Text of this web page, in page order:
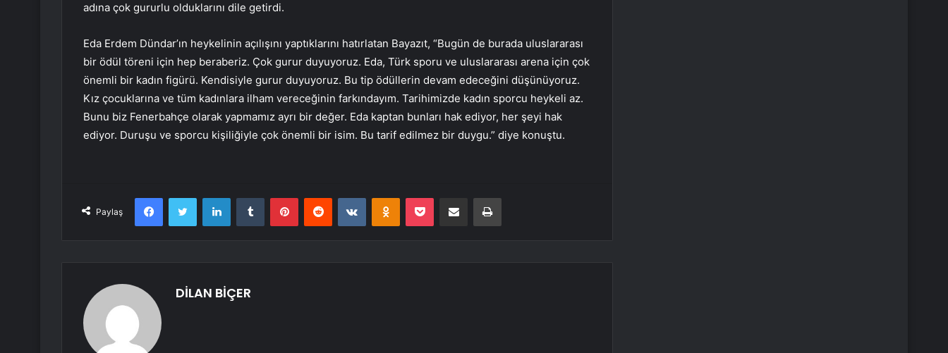
adına çok gururlu olduklarını dile getirdi.
Eda Erdem Dündar’ın heykelinin açılışını yaptıklarını hatırlatan Bayazıt, “Bugün de burada uluslararası
bir ödül töreni için hep beraberiz. Çok gurur duyuyoruz. Eda, Türk sporu ve uluslararası arena için çok
önemli bir kadın figürü. Kendisiyle gurur duyuyoruz. Bu tip ödüllerin devam edeceğini düşünüyoruz.
Kız çocuklarına ve tüm kadınlara ilham vereceğinin farkındayım. Tarihimizde kadın sporcu heykeli az.
Bunu biz Fenerbahçe olarak yapmamız ayrı bir değer. Eda kaptan bunları hak ediyor, her şeyi hak
ediyor. Duruşu ve sporcu kişiliğiyle çok önemli bir isim. Bu tarif edilmez bir duygu.” diye konuştu.
Paylaş
FacebookTwitter LinkedInTumblr PinterestReddit VKontakteOdnoklassniki
Pocket E-Posta ile paylaş Yazdır
DİLAN BİÇER